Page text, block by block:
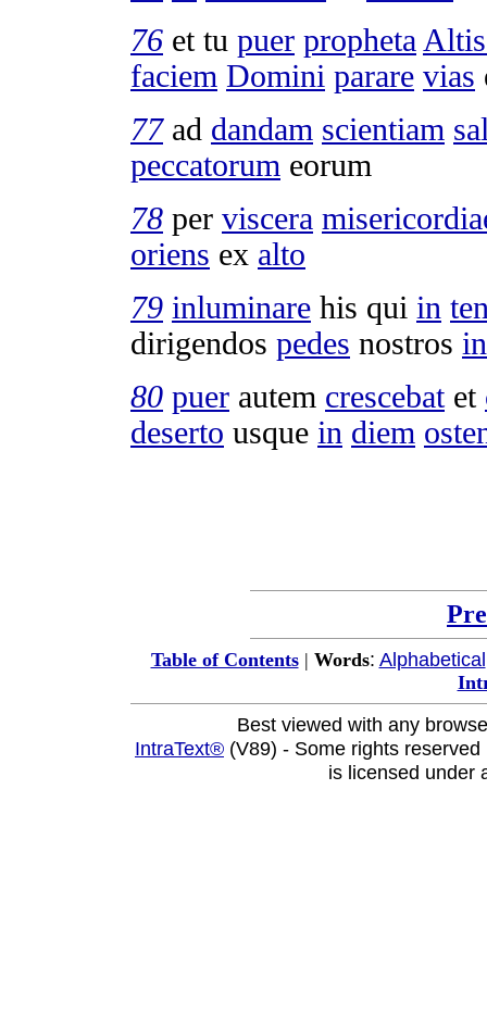
76 et tu puer propheta
faciem Domini parare vias
77ad dandam scientiam
peccatorum eorum
78 per viscera
oriens ex alto
79 inluminare his qui in
dirigendos pedes nostros in
80 puer autem crescebatet
deserto usque in diem
Table of Contents| Words: Alphabetical
Best viewed with any
IntraText® (V89) - Some rights
is licensed under